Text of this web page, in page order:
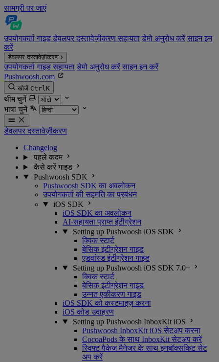
सामग्री पर जाएं
उपयोगकर्ता गाइड डेवलपर दस्तावेज़ीकरण सहायता डेमो अनुरोध करें साइन इन
करें
डेवलपर दस्तावेज़ीकरण
उपयोगकर्ता गाइड सहायता डेमो अनुरोध करें साइन इन करें
Pushwoosh.com
खोजें CtrlK
थीम चुनें
भाषा चुनें
डेवलपर दस्तावेज़ीकरण
Changelog
पहले कदम
कैसे करें गाइड
Pushwoosh SDK
Pushwoosh SDK का अवलोकन
उपयोगकर्ता की सहमति का प्रबंधन
iOS SDK
iOS SDK का अवलोकन
AI-सहायता प्राप्त इंटीग्रेशन
Setting up Pushwoosh iOS SDK
क्विक स्टार्ट
बेसिक इंटीग्रेशन गाइड
एडवांस्ड इंटीग्रेशन गाइड
Setting up Pushwoosh iOS SDK 7.0+
क्विक स्टार्ट
बेसिक इंटीग्रेशन गाइड
उन्नत एकीकरण गाइड
iOS SDK को कस्टमाइज़ करना
iOS कोड उदाहरण
Setting up Pushwoosh InboxKit iOS
Pushwoosh InboxKit iOS सेटअप करना
CocoaPods के साथ InboxKit सेटअप करें
स्विफ्ट पैकेज मैनेजर के साथ इनबॉक्सकिट सेट
अप करें